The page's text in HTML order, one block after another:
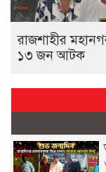
রাজশাহীর
১৩ জন আটক